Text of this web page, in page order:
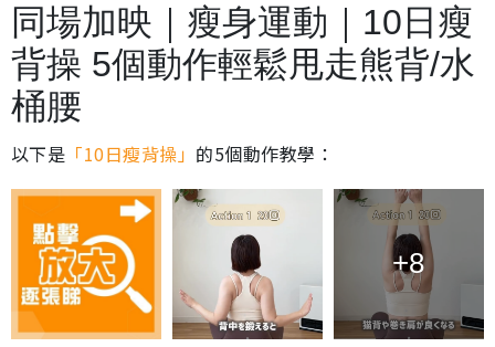
同場加映｜瘦身運動｜10日瘦
背操 5個動作輕鬆甩走熊背/水
桶腰
以下是 「10日瘦背操」 的5個動作教學：
+8